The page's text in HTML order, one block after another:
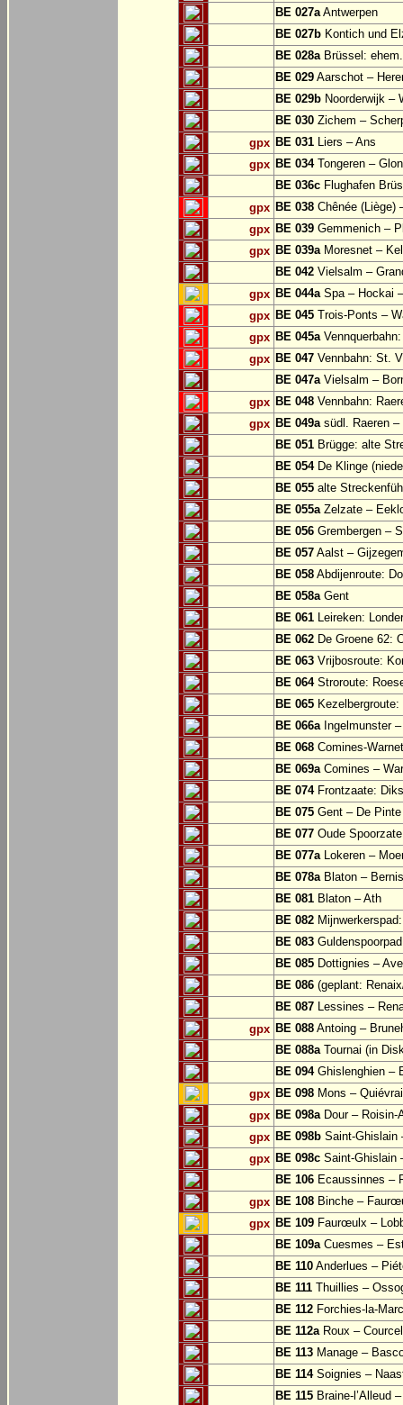
BE 027aAntwerpen
BE 027b Kontich und
BE 028aBrüssel:
BE 029 Aarschot –
BE 029b Noorderwijk –
BE 030 Zichem –
gpx BE 031 Liers – Ans
gpx BE 034Tongeren –
BE 036c Flughafen
gpx BE 038 Chênée (Liège)
gpx BE 039 Gemmenich –
gpx BE 039aMoresnet –
BE 042 Vielsalm –
gpx BE 044aSpa – Hockai
gpx BE 045 Trois-Ponts –
gpx BE 045a
gpx BE 047 Vennbahn: St.
BE 047aVielsalm –
gpx BE 048 Vennbahn:
gpx BE 049asüdl. Raeren –
BE 051 Brügge: alte
BE 054De Klinge
BE 055 alte
BE 055aZelzate –
BE 056 Grembergen –
BE 057 Aalst –
BE 058 Abdijenroute:
BE 058aGent
BE 061 Leireken:
BE 062 De Groene 62:
BE 063 Vrijbosroute:
BE 064Stroroute:
BE 065
BE 066aIngelmunster –
BE 068 Comines-
BE 069aComines –
BE 074Frontzaate:
BE 075 Gent – De
BE 077 Oude
BE 077aLokeren –
BE 078aBlaton –
BE 081 Blaton – Ath
BE 082
BE 083
BE 085 Dottignies –
BE 086 (geplant:
BE 087 Lessines –
gpx BE 088 Antoing –
BE 088aTournai (in
BE 094Ghislenghien –
gpx BE 098 Mons –
gpx BE 098aDour – Roisin-
gpx BE 098b Saint-Ghislain
gpx BE 098c Saint-Ghislain
BE 106 Ecaussinnes –
gpx BE 108 Binche –
gpx BE 109 Faurœulx –
BE 109aCuesmes –
BE 110 Anderlues –
BE 111 Thuillies –
BE 112 Forchies-la-
BE 112aRoux –
BE 113 Manage –
BE 114Soignies –
BE 115 Braine-l’Alleud